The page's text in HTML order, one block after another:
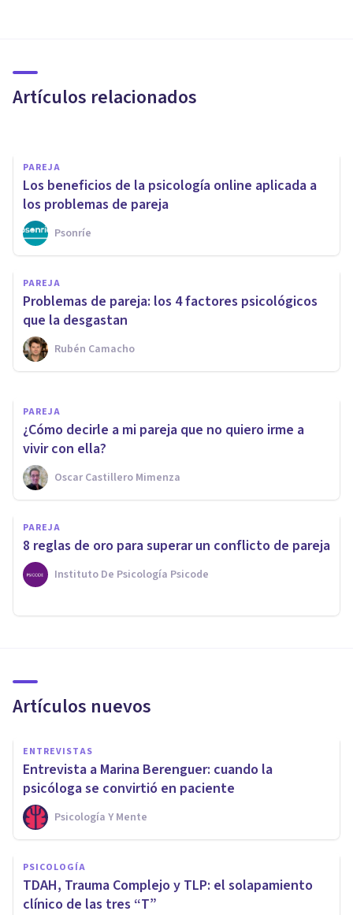
Artículos relacionados
alerta
PAREJA
Los beneficios de la psicología online aplicada a
los problemas de pareja
Psonríe
PAREJA
Problemas de pareja: los 4 factores psicológicos
que la desgastan
Rubén Camacho
PAREJA
Los conflictos de pareja dan la
oportunidad de fortalecer la
relación
Natalia Bacaicoa
PAREJA
¿Cómo decirle a mi pareja que no quiero irme a
vivir con ella?
Oscar Castillero Mimenza
PAREJA
8 reglas de oro para superar un conflicto de pareja
Instituto De Psicología Psicode
Artículos nuevos
ENTREVISTAS
Entrevista a Marina Berenguer: cuando la
psicóloga se convirtió en paciente
Psicología Y Mente
PSICOLOGÍA
TDAH, Trauma Complejo y TLP: el solapamiento
clínico de las tres “T”